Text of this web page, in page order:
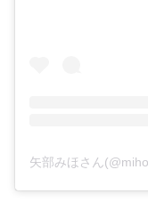
矢部みほさん